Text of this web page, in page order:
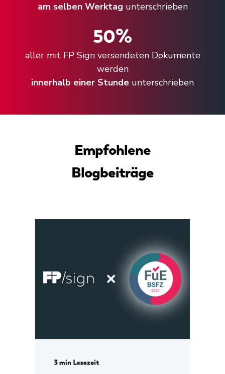
am selben Werktag unterschrieben
50%
aller mit FP Sign versendeten Dokumente
werden
innerhalb einer Stunde unterschrieben
Empfohlene
Blogbeiträge
3 min Lesezeit